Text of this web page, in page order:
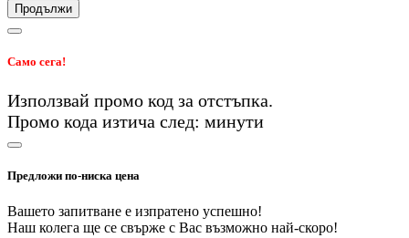
Продължи
Само сега!
Използвай промо код за отстъпка.
Промо кода изтича след: минути
Предложи по-ниска цена
Вашето запитване е изпратено успешно!
Наш колега ще се свърже с Вас възможно най-скоро!